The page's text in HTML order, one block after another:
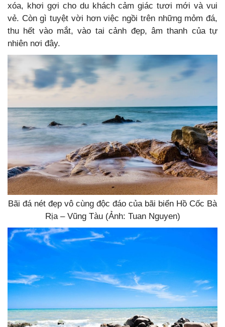
xóa, khơi gợi cho du khách cảm giác tươi mới và vui
vẻ. Còn gì tuyệt vời hơn việc ngồi trên những mỏm đá,
thu hết vào mắt, vào tai cảnh đẹp, âm thanh của tự
nhiên nơi đây.
Bãi đá nét đẹp vô cùng độc đáo của bãi biển Hồ Cốc Bà
Rịa – Vũng Tàu (Ảnh: Tuan Nguyen)